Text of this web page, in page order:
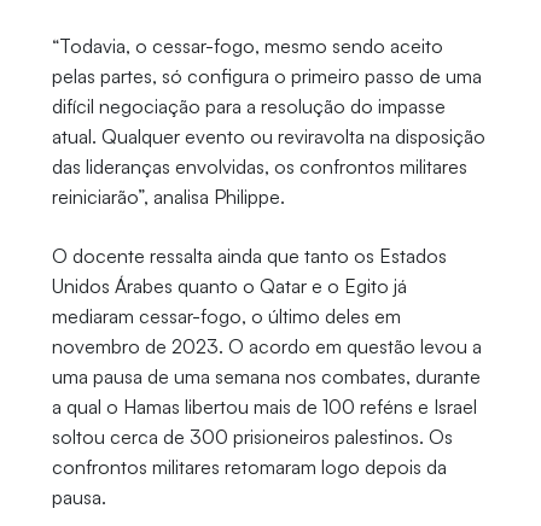
“Todavia, o cessar-fogo, mesmo sendo aceito
pelas partes, só configura o primeiro passo de uma
difícil negociação para a resolução do impasse
atual. Qualquer evento ou reviravolta na disposição
das lideranças envolvidas, os confrontos militares
reiniciarão”, analisa Philippe.
O docente ressalta ainda que tanto os Estados
Unidos Árabes quanto o Qatar e o Egito já
mediaram cessar-fogo, o último deles em
novembro de 2023. O acordo em questão levou a
uma pausa de uma semana nos combates, durante
a qual o Hamas libertou mais de 100 reféns e Israel
soltou cerca de 300 prisioneiros palestinos. Os
confrontos militares retomaram logo depois da
pausa.